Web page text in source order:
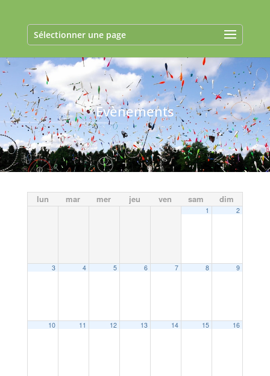
Sélectionner une page
Evènements
lun mar mer jeu ven sam dim
1 2
3 4 5 6 7 8 9
10 11 12 13 14 15 16